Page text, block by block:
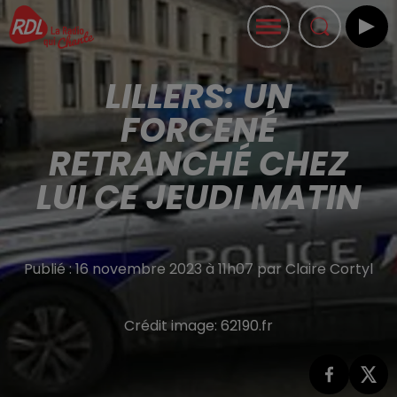
LILLERS: UN
FORCENÉ
RETRANCHÉ CHEZ
LUI CE JEUDI MATIN
Publié : 16 novembre 2023 à 11h07 par Claire Cortyl
Crédit image: 62190.fr